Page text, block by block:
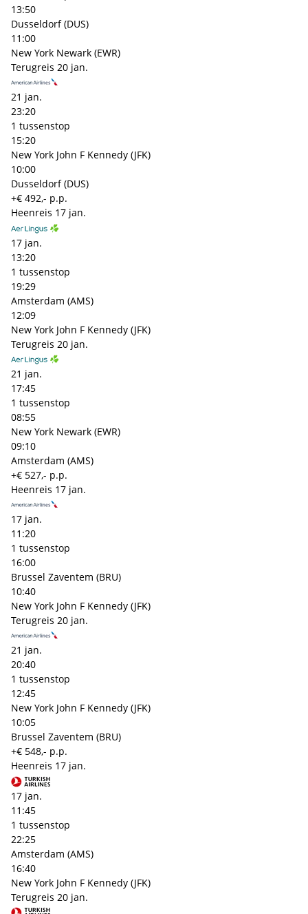
13:50
Dusseldorf (DUS)
11:00
New York Newark (EWR)
Terugreis 20 jan.
21 jan.
23:20
1 tussenstop
15:20
New York John F Kennedy (JFK)
10:00
Dusseldorf (DUS)
+€ 492,- p.p.
Heenreis 17 jan.
17 jan.
13:20
1 tussenstop
19:29
Amsterdam (AMS)
12:09
New York John F Kennedy (JFK)
Terugreis 20 jan.
21 jan.
17:45
1 tussenstop
08:55
New York Newark (EWR)
09:10
Amsterdam (AMS)
+€ 527,- p.p.
Heenreis 17 jan.
17 jan.
11:20
1 tussenstop
16:00
Brussel Zaventem (BRU)
10:40
New York John F Kennedy (JFK)
Terugreis 20 jan.
21 jan.
20:40
1 tussenstop
12:45
New York John F Kennedy (JFK)
10:05
Brussel Zaventem (BRU)
+€ 548,- p.p.
Heenreis 17 jan.
17 jan.
11:45
1 tussenstop
22:25
Amsterdam (AMS)
16:40
New York John F Kennedy (JFK)
Terugreis 20 jan.